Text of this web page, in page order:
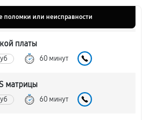
поломки или неисправности
платы
60 минут
матрицы
60 минут